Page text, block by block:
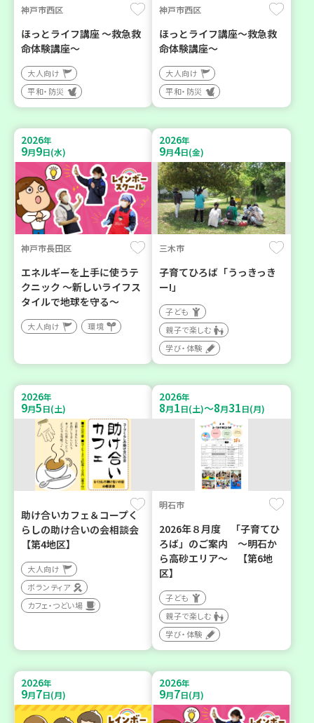
神戸市西区
ほっとライフ講座 ～救急救
命体験講座～
大人向け
平和・防災
神戸市西区
ほっとライフ講座～救急救
命体験講座～
大人向け
平和・防災
2026年
9月9日(水)
神戸市長田区
エネルギーを上手に使うテ
クニック ～新しいライフス
タイルで地球を守る～
大人向け 環境
2026年
9月4日(金)
三木市
子育てひろば「うっきっき
ー!」
子ども
親子で楽しむ
学び・体験
2026年
9月5日(土)
助け合いカフェ＆コープく
らしの助け合いの会相談会
【第4地区】
大人向け
ボランティア
カフェ・つどい場
2026年
8月1日(土)～8月31日(月)
明石市
2026年８月度 「子育てひ
ろば」のご案内 ～明石か
ら高砂エリア～ 【第6地
区】
子ども
親子で楽しむ
学び・体験
2026年
9月7日(月)
2026年
9月7日(月)